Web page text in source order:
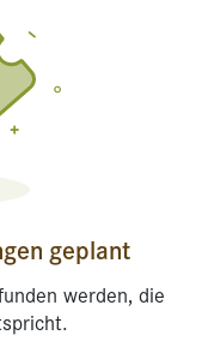
geplant
werden, die